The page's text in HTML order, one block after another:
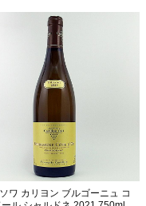
ワ カリヨン ブルゴーニュ コ